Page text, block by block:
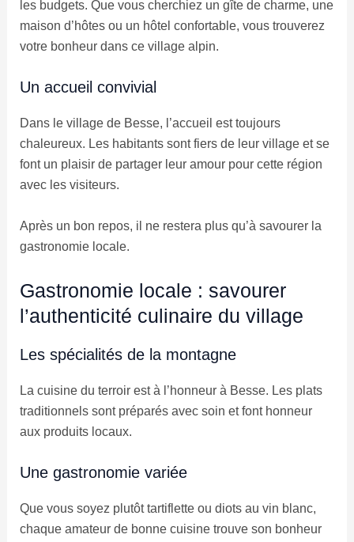
les budgets. Que vous cherchiez un gîte de charme, une
maison d’hôtes ou un hôtel confortable, vous trouverez
votre bonheur dans ce village alpin.
Un accueil convivial
Dans le village de Besse, l’accueil est toujours
chaleureux. Les habitants sont fiers de leur village et se
font un plaisir de partager leur amour pour cette région
avec les visiteurs.
Après un bon repos, il ne restera plus qu’à savourer la
gastronomie locale.
Gastronomie locale : savourer
l’authenticité culinaire du village
Les spécialités de la montagne
La cuisine du terroir est à l’honneur à Besse. Les plats
traditionnels sont préparés avec soin et font honneur
aux produits locaux.
Une gastronomie variée
Que vous soyez plutôt tartiflette ou diots au vin blanc,
chaque amateur de bonne cuisine trouve son bonheur